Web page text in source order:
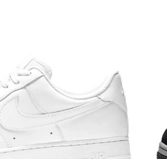
тому зібрали добірку
на них: